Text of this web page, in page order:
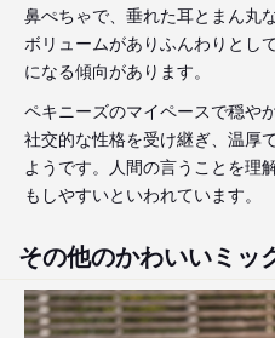
鼻ぺちゃで、垂れた耳とまん丸
ボリュームがありふんわりとし
になる傾向があります。
ペキニーズのマイペースで穏や
社交的な性格を受け継ぎ、温厚
ようです。人間の言うことを理
もしやすいといわれています。
その他のかわいいミッ